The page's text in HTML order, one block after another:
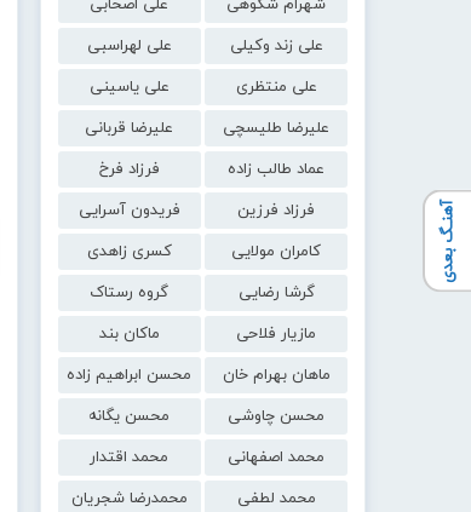
شهرام شکوهی
علی اصحابی
علی زند وکیلی
علی لهراسبی
علی منتظری
علی یاسینی
علیرضا طلیسچی
علیرضا قربانی
عماد طالب زاده
فرزاد فرخ
فرزاد فرزین
فریدون آسرایی
کامران مولایی
کسری زاهدی
گرشا رضایی
گروه رستاک
مازیار فلاحی
ماکان بند
ماهان بهرام خان
محسن ابراهیم زاده
محسن چاوشی
محسن یگانه
محمد اصفهانی
محمد اقتدار
محمد لطفی
محمدرضا شجریان
آهنـگ بعدی